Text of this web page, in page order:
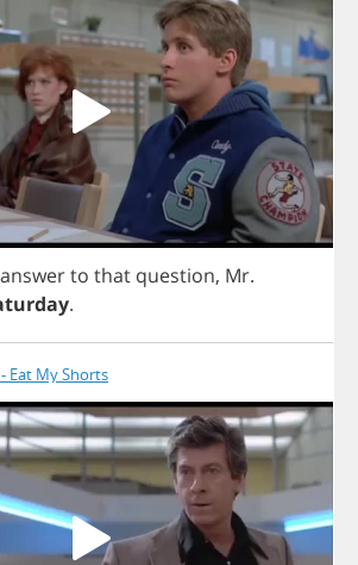
answerto that question, Mr.
.
Eat My Shorts